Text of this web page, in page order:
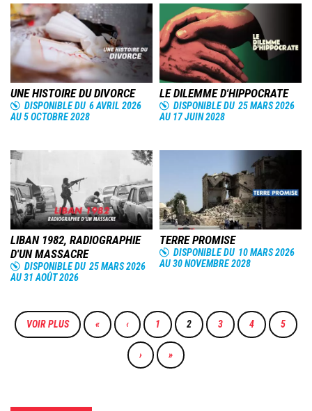
Image
UNE HISTOIRE DU DIVORCE
DISPONIBLE DU 6 AVRIL 2026
AU5 OCTOBRE 2028
Image
LE DILEMME D'HIPPOCRATE
DISPONIBLE DU 25 MARS 2026
AU 17 JUIN 2028
Image
LIBAN 1982, RADIOGRAPHIE
D'UN MASSACRE
DISPONIBLE DU 25 MARS 2026
AU31 AOÛT 2026
TERRE PROMISE
DISPONIBLE DU 10 MARS 2026
AU30 NOVEMBRE 2028
Pagination
VOIR PLUS
PREMIÈRE
PAGE
«
PAGE
PRÉCÉDENTE
‹ PAGE
1
PAGE
COURANTE
2 PAGE
3 PAGE
4 PAGE
5
PAGE
SUIVANTE
›
DERNIÈRE
PAGE
»